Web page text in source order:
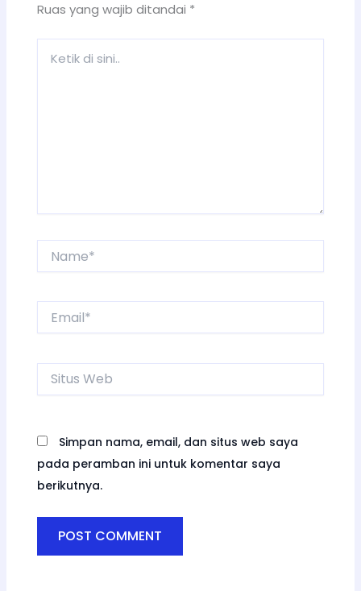
Ruas yang wajib ditandai *
Situs
Web
Simpan nama, email, dan situs web saya
pada peramban ini untuk komentar saya
berikutnya.